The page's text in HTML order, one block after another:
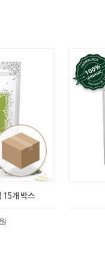
15개 박스